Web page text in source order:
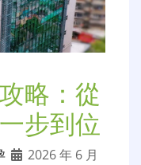
略：從
步到位
2026 年 6 月